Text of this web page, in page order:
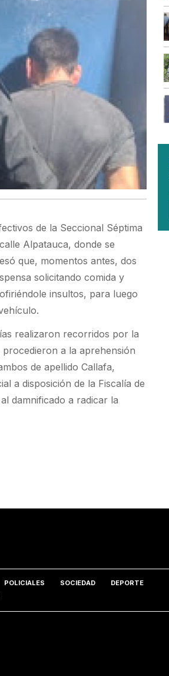
de la Seccional Séptima
Alpatauca, donde se
que, momentos antes, dos
solicitando comida y
insultos, para luego
realizaron recorridos por la
a la aprehensión
de apellido Callafa,
a disposición de la Fiscalía de
damnificado a radicar la
POLICIALES SOCIEDAD
DEPORTE